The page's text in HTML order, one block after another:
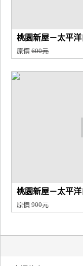
桃園新屋－太平
原價600元
桃園新屋－太平
原價900元